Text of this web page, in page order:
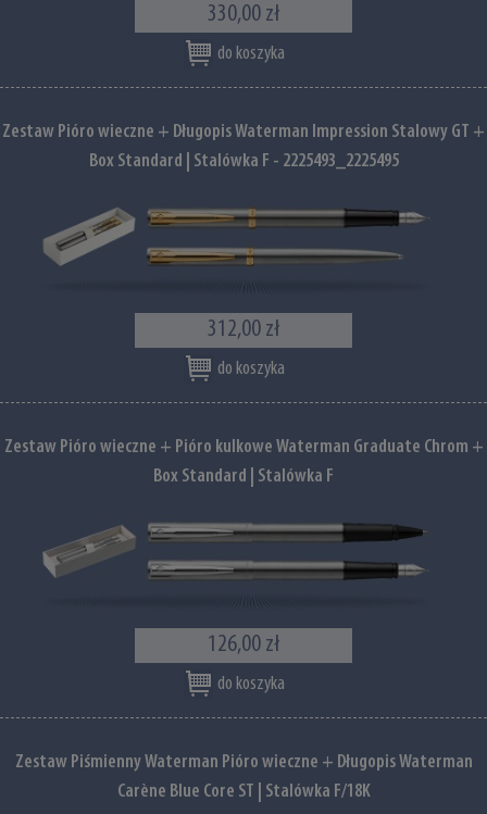
330,00 zł
do koszyka
Zestaw Pióro wieczne + Długopis Waterman Impression Stalowy GT +
Box Standard | Stalówka F - 2225493_2225495
312,00 zł
do koszyka
Zestaw Pióro wieczne + Pióro kulkowe Waterman Graduate Chrom +
Box Standard | Stalówka F
126,00 zł
do koszyka
Zestaw Piśmienny Waterman Pióro wieczne + Długopis Waterman
Carène Blue Core ST | Stalówka F/18K